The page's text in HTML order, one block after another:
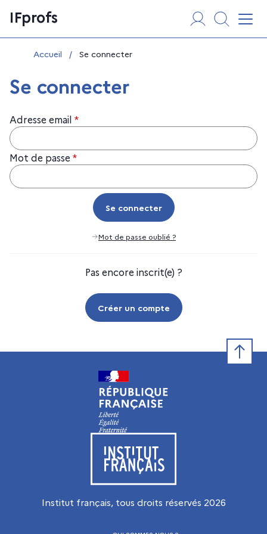
au
contenu
IFprofs
Vous êtes ici :
Accueil / Se connecter
Se connecter
Adresse email *
Mot de passe *
Se connecter
Se connecter
Mot de passe oublié ?
Pas encore inscrit(e) ?
Créer un compte
Visiter le site de l’Institut français
Institut français, tous droits réservés 2026